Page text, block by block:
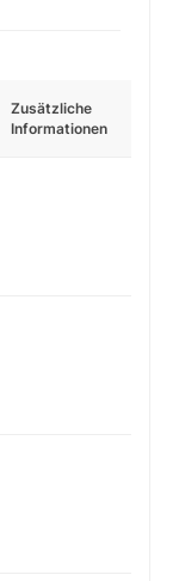
Zusätzliche
Informationen